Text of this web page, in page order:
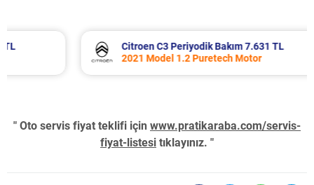
Citroen C3 Periyodik Bakım 7.631 TL
2021 Model 1.2 Puretech Motor
" Oto servis fiyat teklifi için www.pratikaraba.com/servis-
fiyat-listesi tıklayınız. "